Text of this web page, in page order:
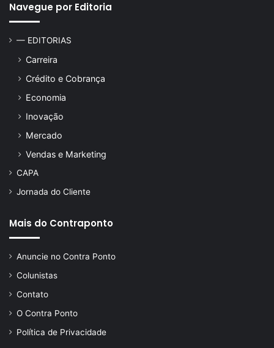
Navegue por Editoria
— EDITORIAS
Carreira
Crédito e Cobrança
Economia
Inovação
Mercado
Vendas e Marketing
CAPA
Jornada do Cliente
Mais do Contraponto
Anuncie no Contra Ponto
Colunistas
Contato
O Contra Ponto
Política de Privacidade